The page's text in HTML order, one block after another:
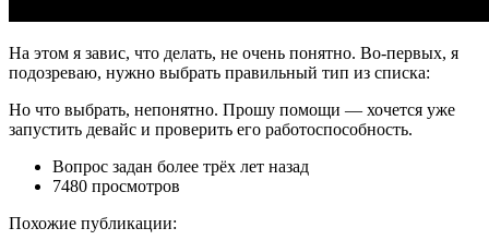
На этом я завис, что делать, не очень понятно. Во-первых, я
подозреваю, нужно выбрать правильный тип из списка:
Но что выбрать, непонятно. Прошу помощи — хочется уже
запустить девайс и проверить его работоспособность.
Вопрос задан более трёх лет назад
7480 просмотров
Похожие публикации: